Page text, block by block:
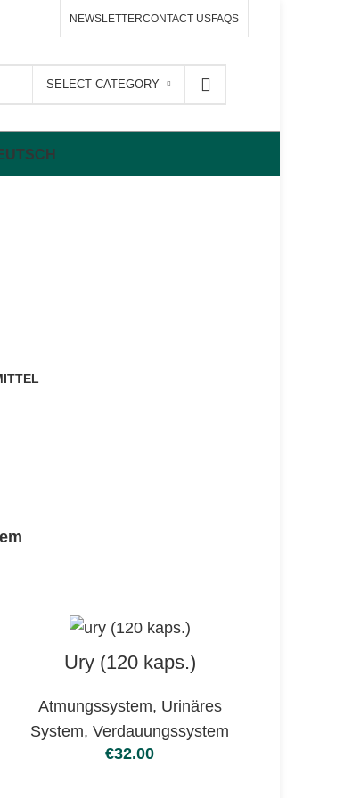
NEWSLETTERCONTACT USFAQS
SELECT CATEGORY
Ury (120 kaps.)
Atmungssystem, Urinäres
System,Verdauungssystem
€